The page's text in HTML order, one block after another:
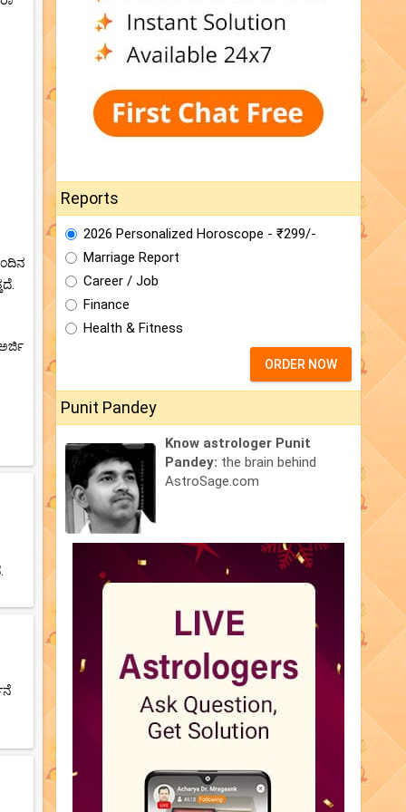
Reports
2026 Personalized Horoscope - ₹299/-
Marriage Report
Career / Job
Finance
Health & Fitness
ORDER NOW
Punit Pandey
Know astrologer Punit
Pandey: the brain behind
AstroSage.com